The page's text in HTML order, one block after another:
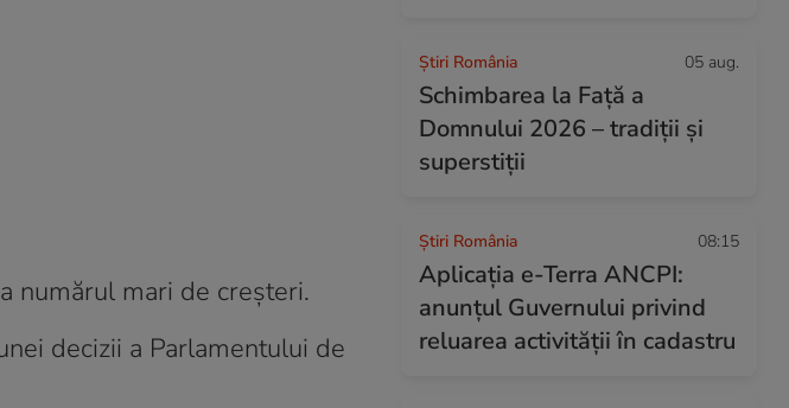
numărul mari de creșteri.
decizii a Parlamentului de
Știri România 05 aug.
Schimbarea la Față a
Domnului 2026 – tradiții și
superstiții
Știri România 08:15
Aplicația e-Terra ANCPI:
anunțul Guvernului privind
reluarea activității în cadastru